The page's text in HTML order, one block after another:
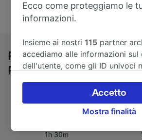
Pullman da Valence Ville
Paul
1h 30m
Ecco come proteggiamo le
informazioni.
Insieme ai nostri115 partner
accediamo alle informazioni sul
dell'utente, come gli ID univoci
accettare o gestire le proprie
clic di seguito, tra cui il proprio
opporsi sulla base di un
dell'informativa sulla privacy.
Mostra finalità
Accetto